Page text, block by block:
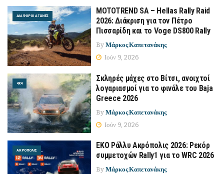
ΔΙΆΦΟΡΟΙ ΑΓΏΝΕΣ
MOTOTREND SA – Hellas Rally Raid
2026: Διάκριση για τον Πέτρο
Πισσαρίδη και το Voge DS800 Rally
By Μάρκος Καπετανάκης
Ιούν 9, 2026
4Χ4
Σκληρές μάχες στο Βίτσι, ανοιχτοί
λογαριασμοί για το φινάλε του Baja
Greece 2026
By Μάρκος Καπετανάκης
Ιούν 9, 2026
ΑΚΡΌΠΟΛΙΣ
EKO Ράλλυ Ακρόπολις 2026: Ρεκόρ
συμμετοχών Rally1 για το WRC 2026
By Μάρκος Καπετανάκης